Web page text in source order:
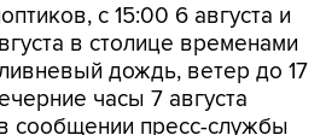
с 15:00 6 августа и
в столице временами
дождь, ветер до 17
часы 7 августа
сообщении пресс-службы